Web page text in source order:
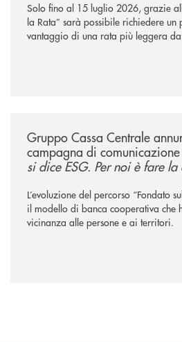
Solo fino al 15 luglio 2026, grazie
la Rata” sarà possibile richiedere un
vantaggio di una rata più leggera
Gruppo Cassa Centrale
campagna di
si dice ESG. Per noi è fare
L’evoluzione del percorso “Fondato
il modello di banca cooperativa che
vicinanza alle persone e ai territori.